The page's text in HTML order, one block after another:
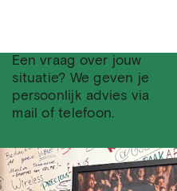
Een vraag over jouw
situatie? We geven je
persoonlijk advies via
mail of telefoon.